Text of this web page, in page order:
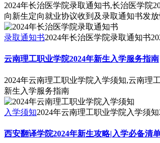
2024年长治医学院录取通知书,长治医学院
向新生定向就业协议收到及录取通知书发
录取通知书2024年长治医学院录取通知书
云南理工职业学院2024年新生入学服务指南
2024年云南理工职业学院入学须知,云南理
新生入学服务指南
入学须知2024年云南理工职业学院入学须知
西安翻译学院2024年新生攻略|入学必备清